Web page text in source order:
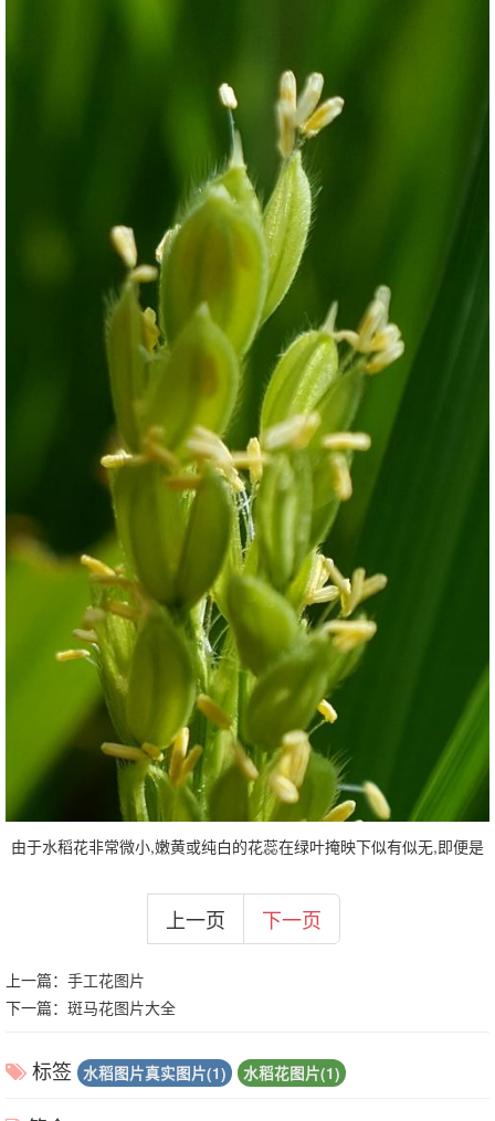
由于水稻花非常微小,嫩黄或纯白的花蕊在绿叶掩映下似有似无,即便是
上一页 下一页
上一篇： 手工花图片
下一篇： 斑马花图片大全
标签 水稻图片真实图片(1) 水稻花图片(1)